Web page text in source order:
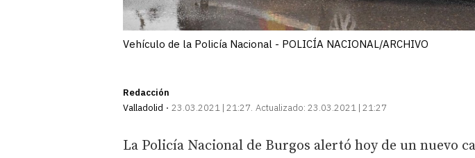
Vehículo de la Policía Nacional - POLICÍA NACIONAL/ARCHIVO
Redacción
Valladolid
23.03.2021 | 21:27 Actualizado: 23.03.2021 | 21:27
La Policía Nacional de Burgos alertó hoy de un nuevo